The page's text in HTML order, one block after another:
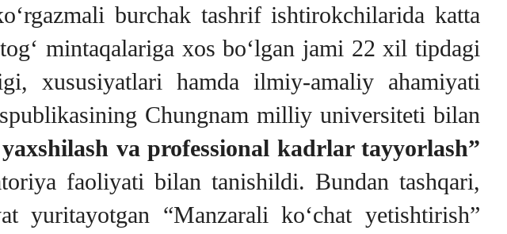
burchak tashrif ishtirokchilarida katta
mintaqalariga xos bo‘lgan jami 22 xil tipdagi
xususiyatlari hamda ilmiy-amaliy ahamiyati
Chungnam milliy universiteti bilan
va professional kadrlar tayyorlash”
faoliyati bilan tanishildi. Bundan tashqari,
yuritayotgan “Manzarali ko‘chat yetishtirish”